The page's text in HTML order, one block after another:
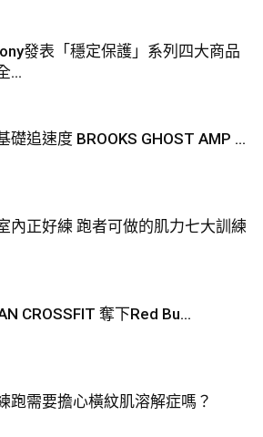
發表「穩定保護」系列四大商品
...
礎追速度 BROOKS GHOST AMP ...
內正好練 跑者可做的肌力七大訓練
CROSSFIT 奪下Red Bu...
跑需要擔心橫紋肌溶解症嗎？